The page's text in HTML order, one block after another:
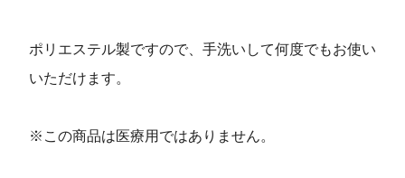
ポリエステル製ですので、手洗いして何度でもお使い
いただけます。
※この商品は医療用ではありません。